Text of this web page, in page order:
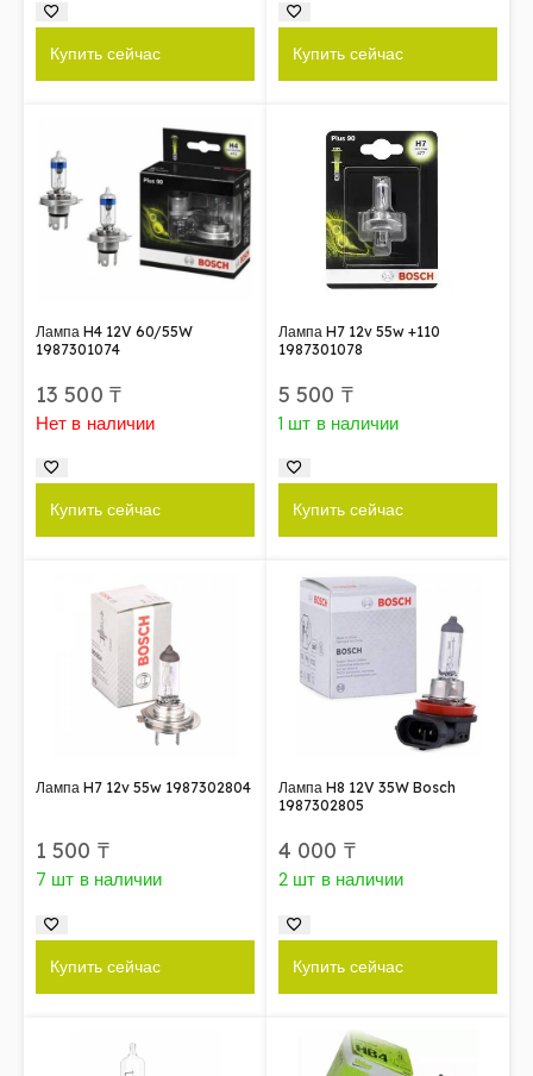
Купить сейчас Купить сейчас
Лампа H4 12V 60/55W
1987301074
13 500 ₸
Нет в наличии
Купить сейчас
Лампа H7 12v 55w +110
1987301078
5 500 ₸
1 шт в наличии
Купить сейчас
Лампа H7 12v 55w 1987302804
1 500 ₸
7 шт в наличии
Купить сейчас
Лампа H8 12V 35W Bosch
1987302805
4 000 ₸
2 шт в наличии
Купить сейчас